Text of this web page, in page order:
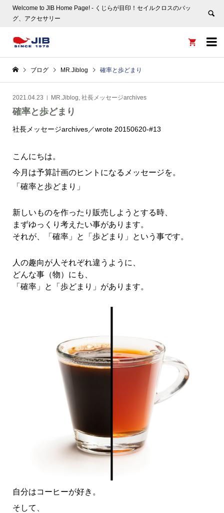
Welcome to JIB Home Page! ‐ くじらが目印！セイルクロスのバッ
グ、アクセサリー


ブログ MR.Jiblog 確率と歩どまり
2021.04.23 MR.Jiblog, 社長メッセージarchives
確率と歩どまり
社長メッセージarchives／wrote 20150620-#13
こんにちは。
今月は予算計画のヒントになるメッセージを。
「確率と歩どまり」
新しいものを作ったり販売しようとする時、
まずゆっくり考えたい事があります。
それが、「確率」と「歩どまり」という事です。
人の趣向が人それぞれ違うように、
どんな事（物）にも、
「確率」と「歩どまり」があります。
自分はコーヒーが好き。
そして、